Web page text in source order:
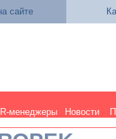
сайте
менеджеры Новости